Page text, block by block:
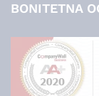
BONITETNA